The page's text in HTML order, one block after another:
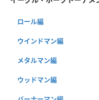
ロール編
ウインドマン編
メタルマン編
ウッドマン編